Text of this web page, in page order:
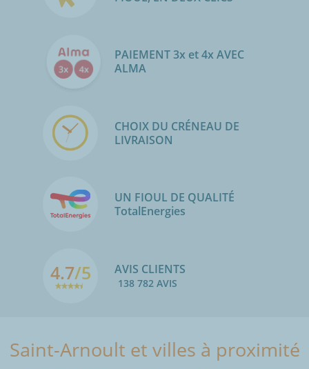
PAIEMENT 3x et 4x AVEC
ALMA
CHOIX DU CRÉNEAU DE
LIVRAISON
UN FIOUL DE QUALITÉ
TotalEnergies
4.7/5 AVIS CLIENTS
138 782 AVIS
Saint-Arnoult et villes à proximité